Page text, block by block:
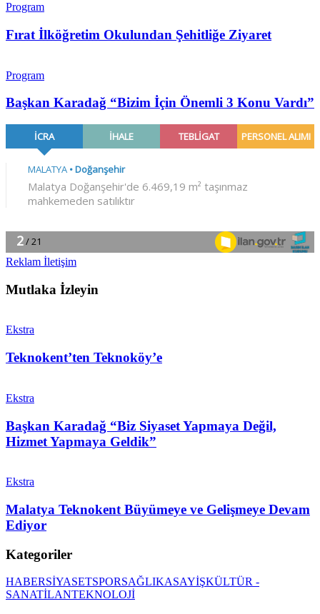
Program
Fırat İlköğretim Okulundan Şehitliğe Ziyaret
Program
Başkan Karadağ “Bizim İçin Önemli 3 Konu Vardı”
Reklam İletişim
Mutlaka İzleyin
Ekstra
Teknokent’ten Teknoköy’e
Ekstra
Başkan Karadağ “Biz Siyaset Yapmaya Değil,
Hizmet Yapmaya Geldik”
Ekstra
Malatya Teknokent Büyümeye ve Gelişmeye Devam
Ediyor
Kategoriler
HABERSİYASETSPORSAĞLIKASAYİŞKÜLTÜR -
SANATİLANTEKNOLOJİ